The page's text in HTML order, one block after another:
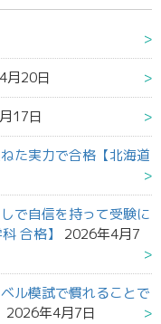
月20日
17日
た実力で合格【北海道
で自信を持って受験に
合格】
2026年4月7
ル模試で慣れることで
2026年4月7日